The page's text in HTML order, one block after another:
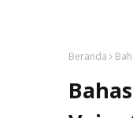
Beranda